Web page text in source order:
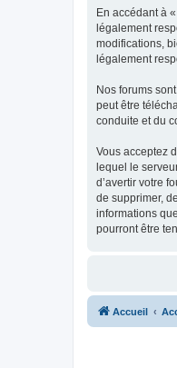
En accédant à
légalement
modifications,
légalement
Nos forums
peut être
conduite et du
Vous acceptez
lequel le
d’avertir votre
de supprimer,
informations
pourront être
Accueil